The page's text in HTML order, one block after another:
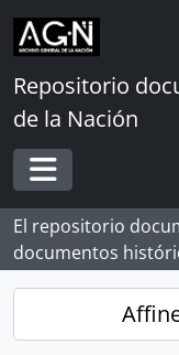
Skip to main content
Repositorio
de la Nación
Toggle
El repositorio
documentos